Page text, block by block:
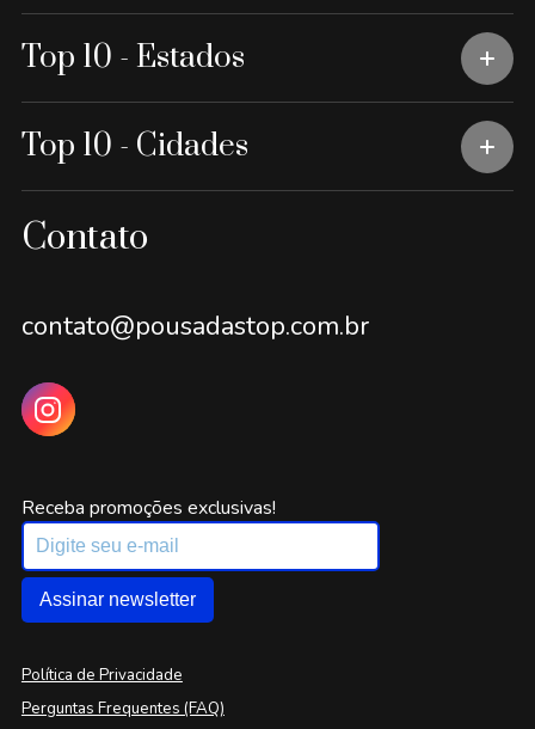
Top 10 - Estados
Top 10 - Cidades
Contato
contato@pousadastop.com.br
Receba promoções exclusivas!
Assinar newsletter
Política de Privacidade
Perguntas Frequentes (FAQ)